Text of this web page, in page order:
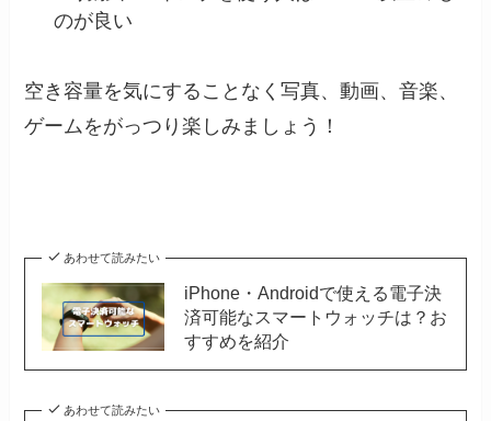
のが良い
空き容量を気にすることなく写真、動画、音楽、
ゲームをがっつり楽しみましょう！
あわせて読みたい
iPhone・Androidで使える電子決
済可能なスマートウォッチは？お
すすめを紹介
あわせて読みたい